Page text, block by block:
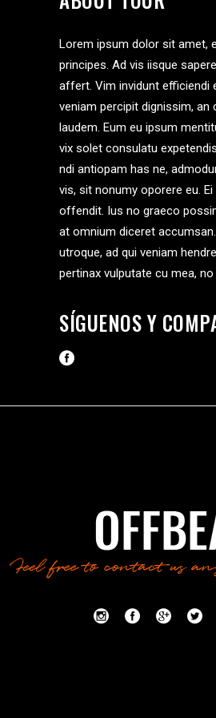
Lorem ipsum dolor sit amet,
principes. Ad vis iisque
affert. Vim invidunt efficiendi
veniam percipit dignissim, an
laudem. Eum eu ipsum
vix solet consulatu
ndi antiopam has ne,
vis, sit nonumy oporere eu.
offendit. Ius no graeco
at omnium diceret
utroque, ad qui veniam
pertinax vulputate cu mea, no
SÍGUENOS Y